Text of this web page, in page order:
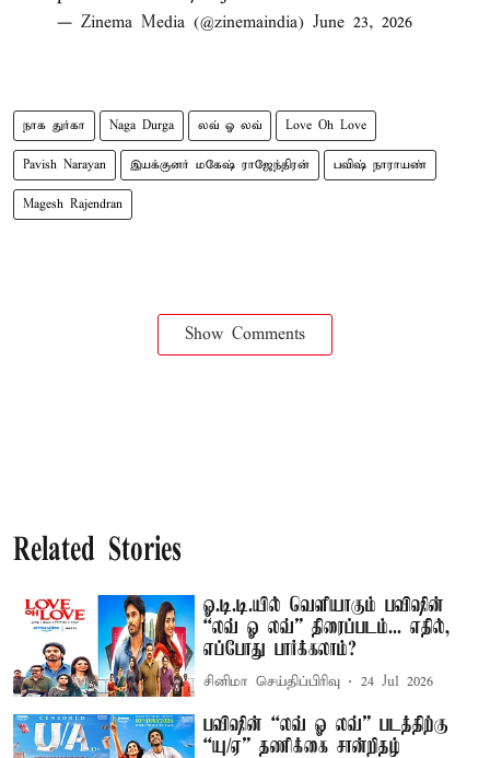
— Zinema Media (@zinemaindia) June 23, 2026
நாக துர்கா Naga Durga லவ் ஓ லவ் Love Oh Love
Pavish Narayan இயக்குனர் மகேஷ் ராஜேந்திரன் பவிஷ் நாராயண்
Magesh Rajendran
Show Comments
Related Stories
ஓ.டி.டி.யில் வெளியாகும் பவிஷின்
“லவ் ஓ லவ்” திரைப்படம்... எதில்,
எப்போது பார்க்கலாம்?
சினிமா செய்திப்பிரிவு 24 Jul 2026
பவிஷின் “லவ் ஓ லவ்” படத்திற்கு
“யு/ஏ” தணிக்கை சான்றிதழ்